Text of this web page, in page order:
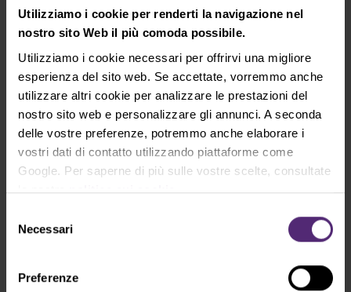
Utilizziamo i cookie per renderti la navigazione nel
nostro sito Web il più comoda possibile.
Utilizziamo i cookie necessari per offrirvi una migliore
esperienza del sito web. Se accettate, vorremmo anche
utilizzare altri cookie per analizzare le prestazioni del
nostro sito web e personalizzare gli annunci. A seconda
delle vostre preferenze, potremmo anche elaborare i
vostri dati di contatto utilizzando piattaforme come
Google. Per saperne di più sulle vostre scelte, consultate
la nostrapolitica sui cookie.
delNecessari
Preferenze
Previsione di elevati profitti ed elevata
volatilità per il valore del portafoglio
Consigliabile per investimento regolare di
lungo termine